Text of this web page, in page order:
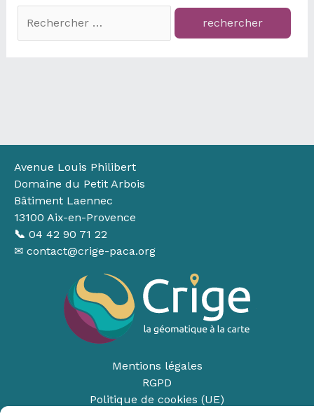
Avenue Louis Philibert
Domaine du Petit Arbois
Bâtiment Laennec
13100 Aix-en-Provence
📞 04 42 90 71 22
✉ contact@crige-paca.org
Mentions légales
RGPD
Politique de cookies (UE)